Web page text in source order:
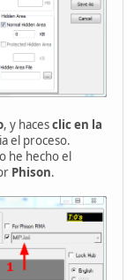
, y hacesclic en la
el proceso.
he hecho el
Phison.